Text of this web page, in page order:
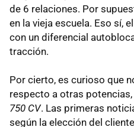
de 6 relaciones. Por
en la vieja escuela. Eso sí,
con un diferencial
tracción.
Por cierto, es curioso que
respecto a otras potencias,
750 CV. Las primeras
según la elección del